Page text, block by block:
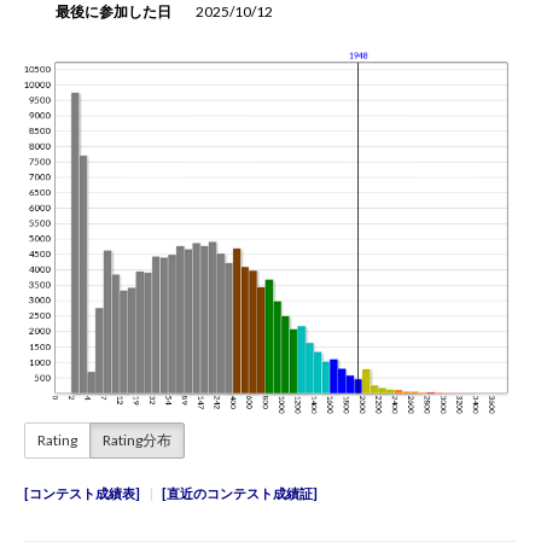
最後に参加した日
2025/10/12
Rating Rating分布
コンテスト成績表 直近のコンテスト成績証